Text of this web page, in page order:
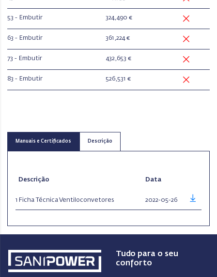
53 - Embutir 324,490 €
63 - Embutir 361,224 €
73 - Embutir 432,653 €
83 - Embutir 526,531 €
Manuais e Certificados Descrição
Descrição Data
1 Ficha Técnica Ventiloconvetores 2022-05-26
Tudo para o seu
conforto